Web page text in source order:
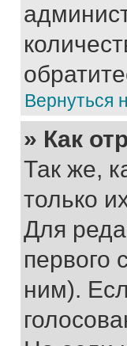
Вернуться
» Как
Так же,
только
Для
первого
ним).